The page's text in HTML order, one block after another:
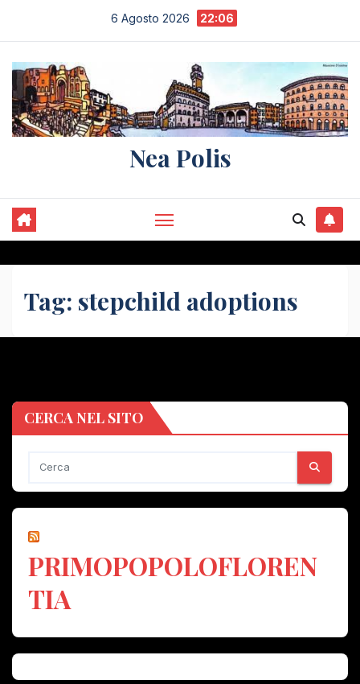
contenuto
6 Agosto 2026 22:06
Nea Polis
Tag: stepchild adoptions
CERCA NEL SITO
PRIMOPOPOLOFLOREN
TIA